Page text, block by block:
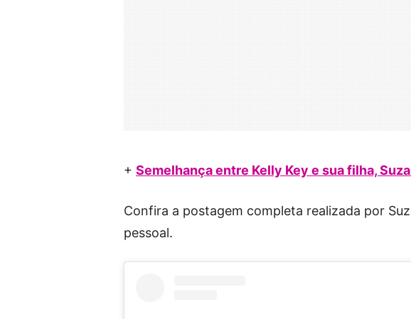
+ Semelhança entre Kelly Key e sua filha,
Confira a postagem completa realizada por
pessoal.